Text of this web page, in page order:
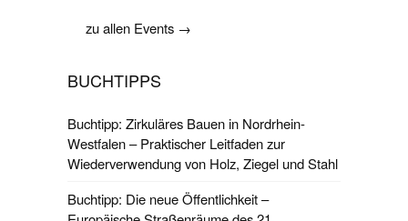
zu allen Events →
BUCHTIPPS
Buchtipp: Zirkuläres Bauen in Nordrhein-
Westfalen – Praktischer Leitfaden zur
Wiederverwendung von Holz, Ziegel und Stahl
Buchtipp: Die neue Öffentlichkeit –